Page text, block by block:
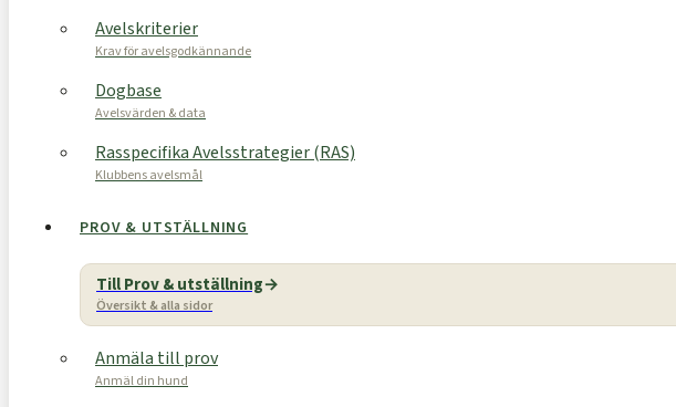
Avelskriterier
Krav för avelsgodkännande
Dogbase
Avelsvärden & data
Rasspecifika Avelsstrategier (RAS)
Klubbens avelsmål
PROV & UTSTÄLLNING
Till Prov & utställning
Översikt & alla sidor
Anmäla till prov
Anmäl din hund